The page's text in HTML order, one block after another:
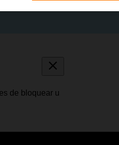
de bloquear u